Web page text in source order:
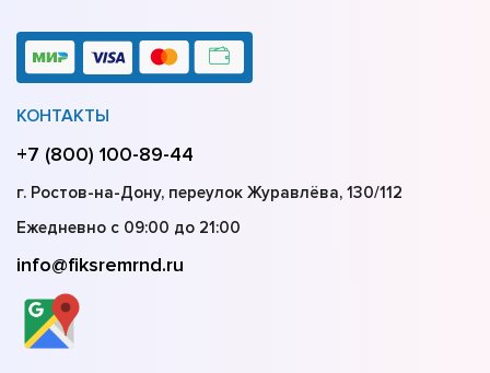
КОНТАКТЫ
+7 (800) 100-89-44
г. Ростов-на-Дону, переулок Журавлёва, 130/112
Ежедневно с 09:00 до 21:00
info@fiksremrnd.ru